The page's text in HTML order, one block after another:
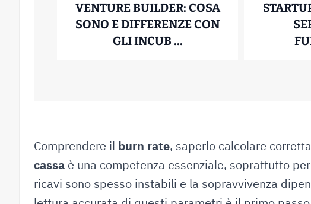
VENTURE BUILDER: COSA
SONO E DIFFERENZE CON
GLI INCUB ...STARTUP STUDIO E
Comprendere il burn rate, saperlo calcolare
cassa è una competenza essenziale, soprattutto
ricavi sono spesso instabili e la sopravvivenza